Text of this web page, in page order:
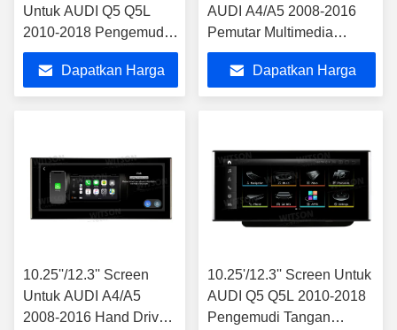
Untuk AUDI Q5 Q5L
2010-2018 Pengemudi
Tangan KiriAndroid
Multimedia Player
Dapatkan Harga
AUDI A4/A5 2008-2016
Pemutar Multimedia
Android Driver Tangan Kiri
Dapatkan Harga
10.25''/12.3'' Screen
Untuk AUDI A4/A5
2008-2016 Hand Driver
10.25'/12.3'' Screen Untuk
AUDI Q5 Q5L 2010-2018
Pengemudi Tangan